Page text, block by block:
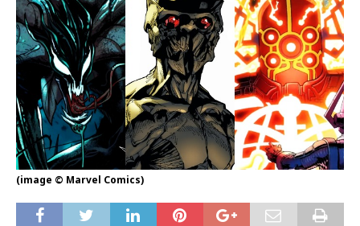
(image © Marvel Comics)